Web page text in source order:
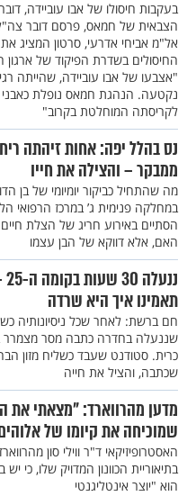
בעקבות חיסולו של אבו עוביידה,
הצבאית של חמאס, פרסם דובר
אל"מ אביחי אדרעי, סרטון המציג
החיסולים בשדרת הפיקוד של ארגון
"אצבעו של אבו עוביידה, שהייתה
נקטעה. הנהגת חמאס נופלת כאבני
לקריסתה המוחלטת בקרוב"
נס בהלל יפה: אחות זיהתה
ממבקר – והצילה את חייו
מה שהתחיל כביקור יומיומי של בן
במחלקה פנימית ג’ במרכז הרפואי
הסתיים באירוע חריג של הצלת
האם, אלא דווקא של הבן עצמו
תאמינו איך היא שרדה
חם ברשת: לאחר שכל ניסיונותיה
שננעלה בחדרה כתבה מסר
כרית. סטודנט שעבד כשליח מזון
שכתבה, והציל את חייה
מדען מהרווארד: "מצאתי את
שמוכיחה את קיומו של
האסטרופיזיקאי ד"ר ווילי סון
בתיאוריית הכוונון המדויק שלו, כי יש
הוא "יוצר אינטליגנטי